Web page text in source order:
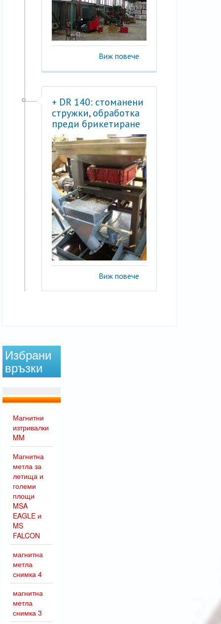
Виж повече
+ DR 140: стоманени
стружки, обработка
преди брикетиране
Виж повече
Избрани
връзки
Магнитни
изтривалки
MM
Магнитна
метла за
летища и
големи
площи
MSA
EAGLE и
MS
FALCON
магнитна
метла
снимка 4
магнитна
метла
снимка 3